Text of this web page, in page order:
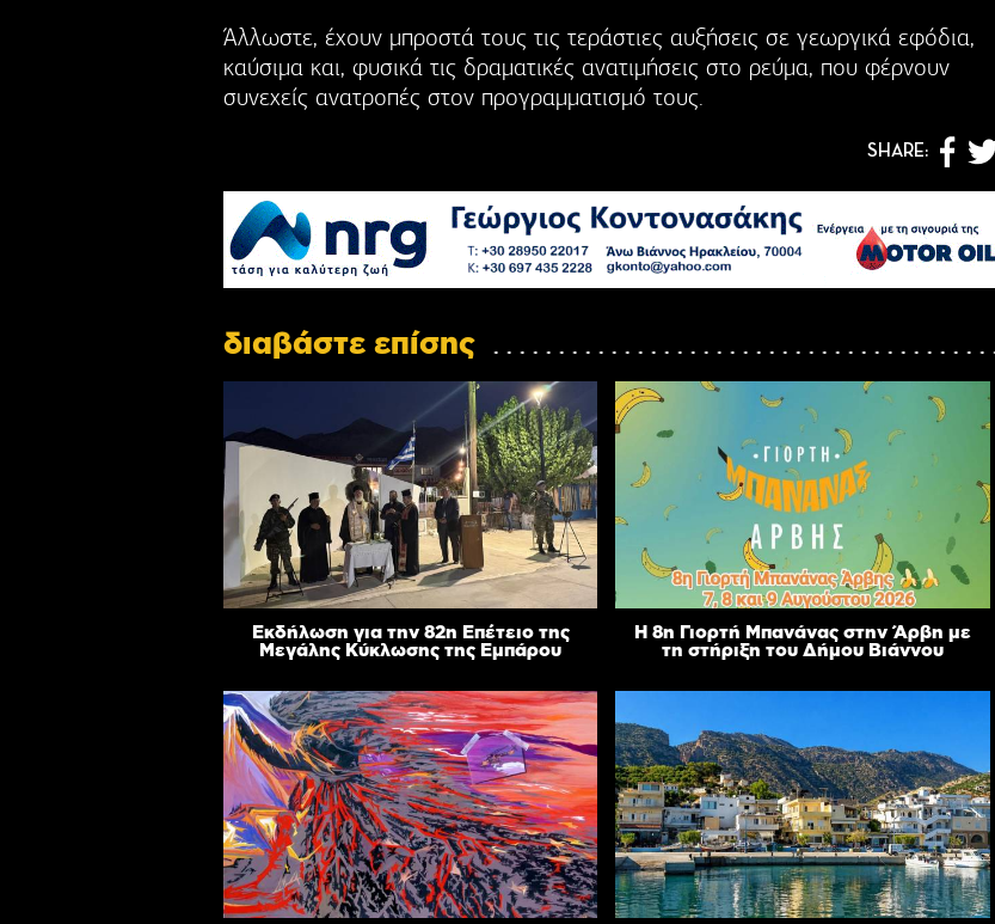
Άλλωστε, έχουν μπροστά τους τις τεράστιες αυξήσεις σε γεωργικά εφόδια,
καύσιμα και, φυσικά τις δραματικές ανατιμήσεις στο ρεύμα, που φέρνουν
συνεχείς ανατροπές στον προγραμματισμό τους.
SHARE:
διαβάστε επίσης
Εκδήλωση για την 82η Επέτειο της
Μεγάλης Κύκλωσης της Εμπάρου
Η 8η Γιορτή Μπανάνας στην Άρβη με
τη στήριξη του Δήμου Βιάννου